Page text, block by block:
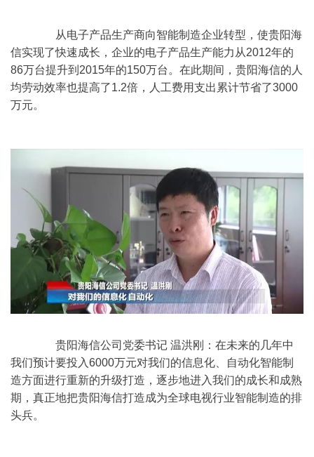
信实现了快速成长，企业的电子产品生产能力从2012年的
86万台提升到2015年的150万台。在此期间，贵阳海信的人
均劳动效率也提高了1.2倍，人工费用支出累计节省了3000
万元。
我们预计要投入6000万元对我们的信息化、自动化智能制
造方面进行重新的升级打造，逐步地进入我们的成长和成熟
期，真正地把贵阳海信打造成为全球电视行业智能制造的排
头兵。